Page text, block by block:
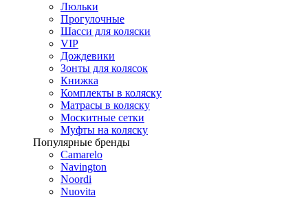
Люльки
Прогулочные
Шасси для коляски
VIP
Дождевики
Зонты для колясок
Книжка
Комплекты в коляску
Матрасы в коляску
Москитные сетки
Муфты на коляску
Популярные бренды
Camarelo
Navington
Noordi
Nuovita